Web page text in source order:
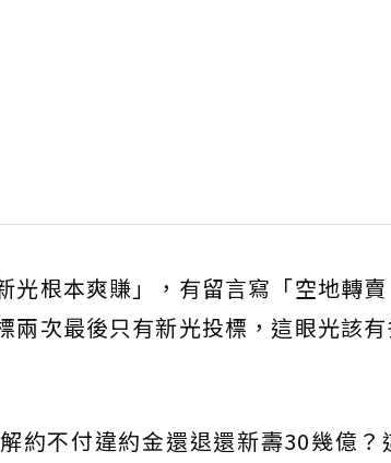
光根本爽賺」，有留言寫「空地轉
兩次最後只有新光投標，這眼光該
約不付違約金還退還新壽30幾億？